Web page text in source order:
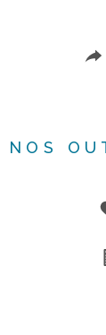
NOS